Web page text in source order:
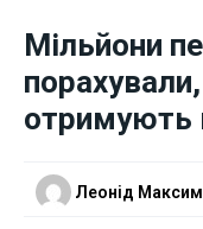
Новини
Бізнес
Мільйони
порахували,
отримують
Леонід